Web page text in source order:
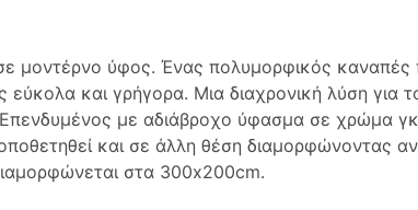
μοντέρνο ύφος. Ένας πολυμορφικός καναπές
εύκολα και γρήγορα. Μια διαχρονική λύση
με αδιάβροχο ύφασμα σε χρώμα
και σε άλλη θέση διαμορφώνοντας
στα 300x200cm.